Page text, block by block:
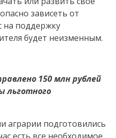
зависеть от
на поддержку
будет неизменным.
150 млн рублей
льготного
аграрии подготовились